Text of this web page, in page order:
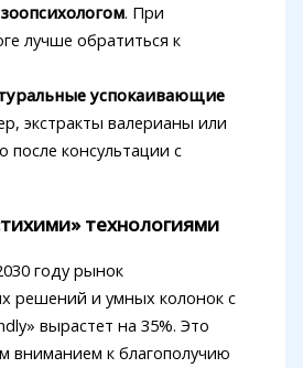
. При
лучше обратиться к
успокаивающие
экстракты валерианы или
после консультации с
технологиями
году рынок
решений и умных колонок с
вырастет на 35%. Это
вниманием к благополучию